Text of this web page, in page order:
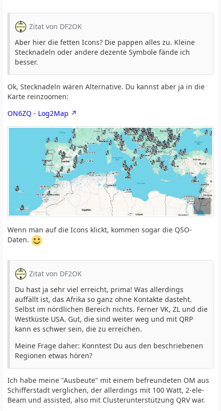
Zitat von DF2OK
Aber hier die fetten Icons? Die pappen alles zu. Kleine
Stecknadeln oder andere dezente Symbole fände ich
besser.
Ok, Stecknadeln wären Alternative. Du kannst aber ja in die
Karte reinzoomen:
ON6ZQ - Log2Map
Wenn man auf die Icons klickt, kommen sogar die QSO-
Daten.
Zitat von DF2OK
Du hast ja sehr viel erreicht, prima! Was allerdings
auffällt ist, das Afrika so ganz ohne Kontakte dasteht.
Selbst im nördlichen Bereich nichts. Ferner VK, ZL und die
Westküste USA. Gut, die sind weiter weg und mit QRP
kann es schwer sein, die zu erreichen.
Meine Frage daher: Konntest Du aus den beschriebenen
Regionen etwas hören?
Ich habe meine "Ausbeute" mit einem befreundeten OM aus
Schifferstadt verglichen, der allerdings mit 100 Watt, 2-ele-
Beam und assisted, also mit Clusterunterstützung QRV war.